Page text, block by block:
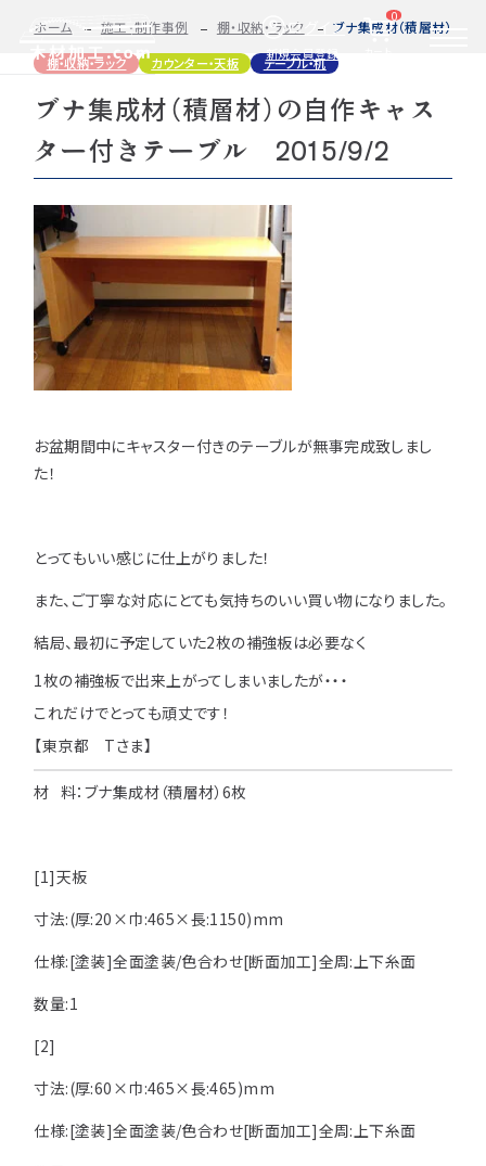
ログイン
新規会員登録
0
種類・樹種・用途から選ぶ
集成材（積層材）
無垢材
化粧貼り
平面加工 断面加工
表面仕上 塗装
木材加工講座 製作工程とこだわり
ご利用ガイド
初めての方へ
お見積もり・ご注文方法について
変更・キャンセル・返品・交換について
送料について
お支払いについて
注意事項とよくある質問
施工・制作事例TOP
お客様の声
会社情報
自動お見積もり・ご注文はこちらから
カット・塗装のみ
カット・加工・塗装
フルオーダー集成材(積層材)
2D/3D
図面をお持ちの方へ 今すぐお見積もり依頼
関連商品 サンプルのご購入
Tel. 0584-33-2070
ホーム 施工・制作事例 棚・収納・ラック ブナ集成材（積層材）の
棚・収納・ラック カウンター・天板 テーブル・机
ブナ集成材（積層材）の自作キャス
ター付きテーブル 2015/9/2
お盆期間中にキャスター付きのテーブルが無事完成致しまし
た！
とってもいい感じに仕上がりました！
また、ご丁寧な対応にとても気持ちのいい買い物になりました。
結局、最初に予定していた2枚の補強板は必要なく
1枚の補強板で出来上がってしまいましたが・・・
これだけでとっても頑丈です！
【東京都 Tさま】
材 料：ブナ集成材（積層材）6枚
[1]天板
寸法:(厚:20×巾:465×長:1150)mm
仕様:[塗装]全面塗装/色合わせ[断面加工]全周:上下糸面
数量:1
[2]
寸法:(厚:60×巾:465×長:465)mm
仕様:[塗装]全面塗装/色合わせ[断面加工]全周:上下糸面